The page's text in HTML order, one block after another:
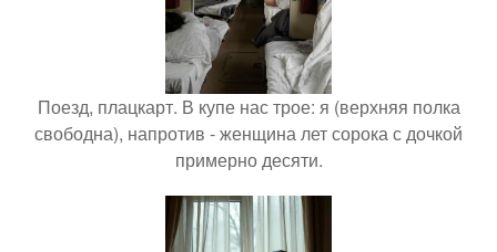
Поезд, плацкарт. В купе нас трое: я (верхняя полка
свободна), напротив - женщина лет сорока с дочкой
примерно десяти.